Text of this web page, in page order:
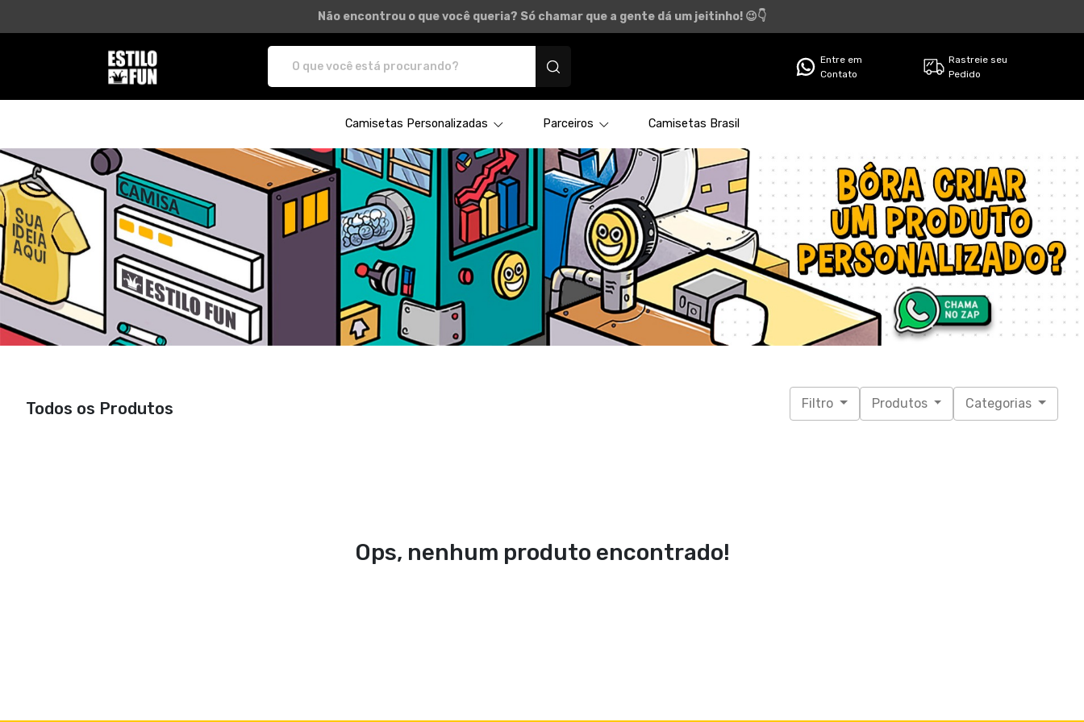
Não encontrou o que você queria? Só chamar que a gente dá um jeitinho! 😉👇
Entre em
Contato
Rastreie seu
Pedido
Camisetas Personalizadas Parceiros Camisetas Brasil
Todos os Produtos Filtro Produtos Categorias
Ops, nenhum produto encontrado!